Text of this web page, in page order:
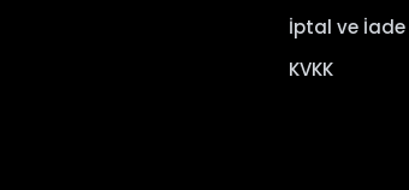
İptal ve İade
KVKK